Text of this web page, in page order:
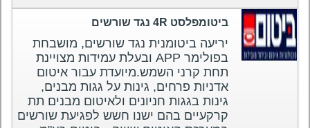
ביטומפלסט 4R נגד שורשים
יריעה ביטומנית נגד שורשים, מושבחת
בפולימר APP ובעלת עמידות מצויינת
תחת קרני השמש.מיועדת עבור איטום
אדניות פרחים, גינות על גגות מבנים,
גינות בגגות חניונים ולאיטום מבנים תת
קרקעיים בהם ישנו חשש לפגיעת שורשים